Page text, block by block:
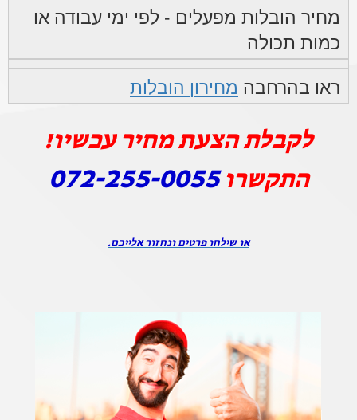
מחיר הובלות מפעלים - לפי ימי עבודה או
כמות תכולה
ראו בהרחבה מחירון הובלות
לקבלת הצעת מחיר עכשיו!
התקשרו072-255-0055
או שילחו פרטים ונחזור אלייכם.